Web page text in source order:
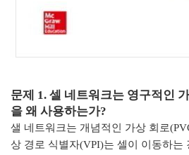
문제 1. 셀 네트워크는 영구적인
을 왜 사용하는가?
샐 네트워크는 개념적인 가상 회로
상 경로 식별자(VPI)는 셀이 이동하는